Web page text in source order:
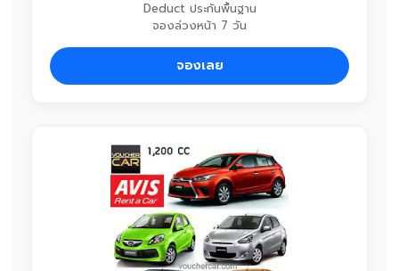
Deduct ประกันพื้นฐาน
จองล่วงหน้า 7 วัน
จองเลย